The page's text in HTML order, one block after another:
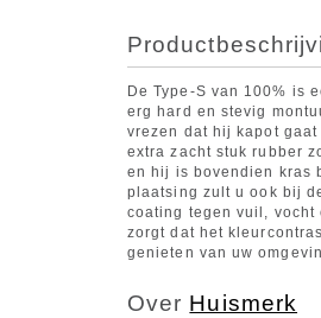
De Type-S van 100% is
erg hard en stevig
vrezen dat hij kapot
extra zacht stuk rubber
en hij is bovendien kras
plaatsing zult u ook bij
coating tegen vuil,
zorgt dat het
genieten van uw
Over Huismerk